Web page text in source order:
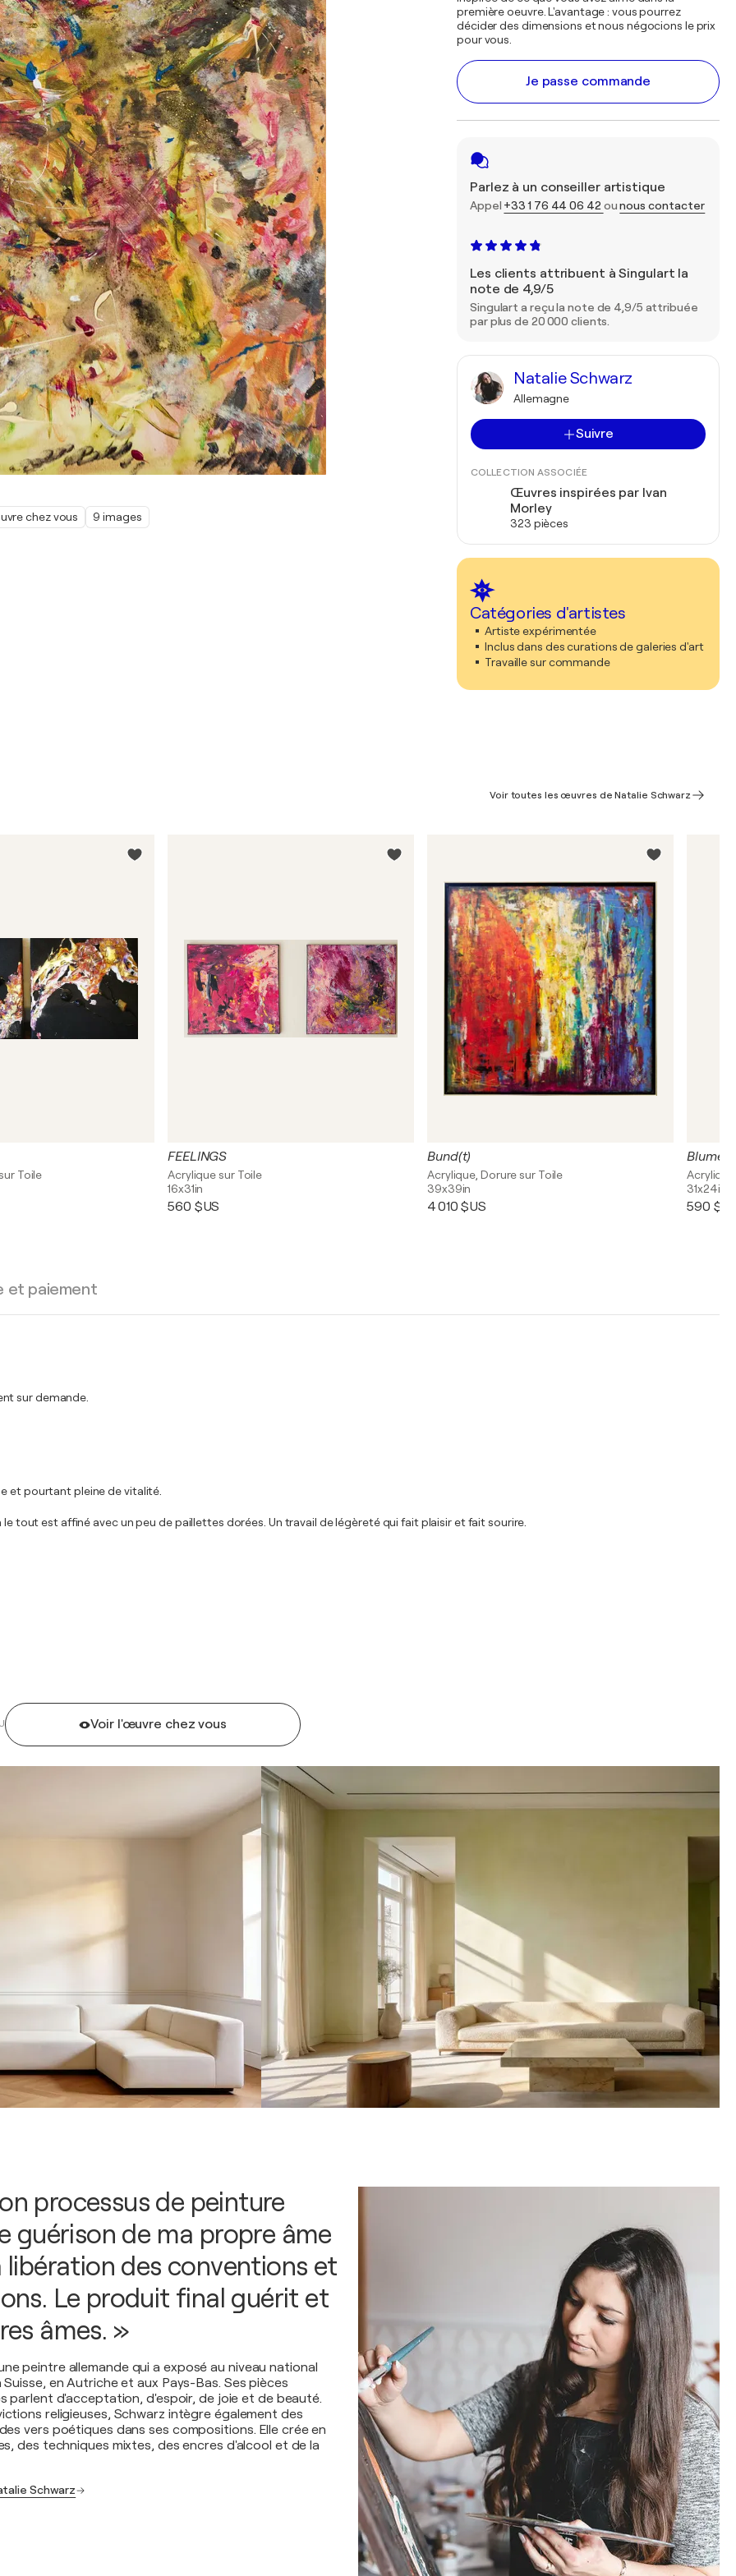
chez vous 9 images
première oeuvre. L'avantage : vous pourrez
décider des dimensions et nous négocions le prix
pour vous.
Je passe commande
Parlez à un conseiller artistique
Appel +33 1 76 44 06 42 ounous contacter
Les clients attribuent à Singulart la
note de 4,9/5
Singulart a reçu la note de 4,9/5 attribuée
par plus de 20 000 clients.
Natalie Schwarz
Allemagne
Suivre
COLLECTION ASSOCIÉE
Œuvres inspirées par Ivan
Morley
323 pièces
Catégories d'artistes
Artiste expérimentée
Inclus dans des curations de galeries d'art
Travaille sur commande
Voir l'œuvre chez vous
Voir toutes les œuvres de Natalie Schwarz
Toile
FEELINGS
Acrylique sur Toile
16x31in
560 $US
Bund(t)
Acrylique, Dorure sur Toile
39x39in
4 010 $US
31x24in
590
et paiement
sur demande.
et pourtant pleine de vitalité.
tout est affiné avec un peu de paillettes dorées. Un travail de légèreté qui fait plaisir et fait sourire.
processus de peinture
guérison de ma propre âme
libération des conventions et
Le produit final guérit et
âmes. »
peintre allemande qui a exposé au niveau national
Suisse, en Autriche et aux Pays-Bas. Ses pièces
parlent d'acceptation, d'espoir, de joie et de beauté.
religieuses, Schwarz intègre également des
vers poétiques dans ses compositions. Elle crée en
des techniques mixtes, des encres d'alcool et de la
Schwarz